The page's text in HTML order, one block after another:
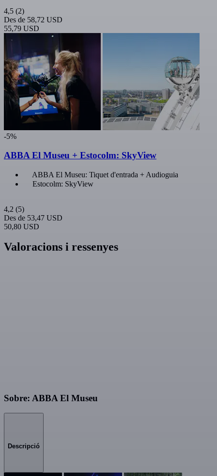
4,5 (2)
Des de 58,72 USD
55,79 USD
-5%
ABBA El Museu + Estocolm: SkyView
ABBA El Museu: Tiquet d'entrada + Audioguia
Estocolm: SkyView
4,2 (5)
Des de 53,47 USD
50,80 USD
Valoracions i ressenyes
Sobre: ABBA El Museu
Descripció